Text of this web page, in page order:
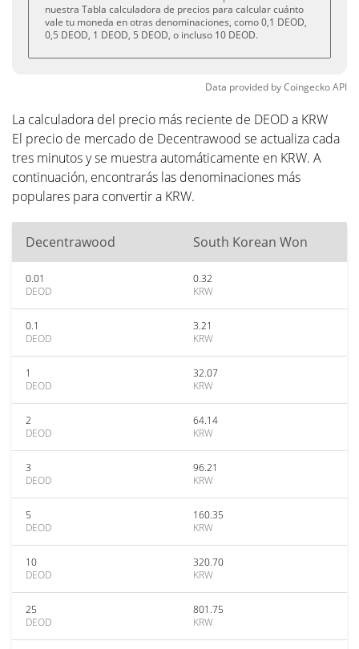
nuestra Tabla calculadora de precios para calcular cuánto
vale tu moneda en otras denominaciones, como 0,1 DEOD,
0,5 DEOD, 1 DEOD, 5 DEOD, o incluso 10 DEOD.
Data provided byCoingeckoAPI
La calculadora del precio más reciente de DEOD a KRW
El precio de mercado de Decentrawood se actualiza cada
tres minutos y se muestra automáticamente en KRW. A
continuación, encontrarás las denominaciones más
populares para convertir a KRW.
Decentrawood South Korean Won
0.01
DEOD
0.32
KRW
0.1
DEOD
3.21
KRW
1
DEOD
32.07
KRW
2
DEOD
64.14
KRW
3
DEOD
96.21
KRW
5
DEOD
160.35
KRW
10
DEOD
320.70
KRW
25
DEOD
801.75
KRW